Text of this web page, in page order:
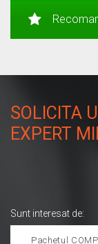
SOLICITA
EXPERT
Sunt interesat de: